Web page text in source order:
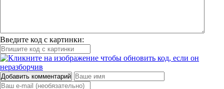
Введите код с картинки:
Добавить комментарий